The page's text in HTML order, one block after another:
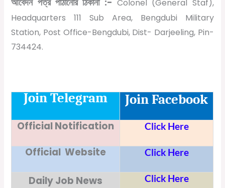
Colonel (General Staf),
Headquarters 111 Sub Area, Bengdubi Military
Station, Post Office-Bengdubi, Dist- Darjeeling, Pin-
734424.
Join Telegram Join Facebook
Official Notification Click Here
Official Website Click Here
Daily Job News Click Here